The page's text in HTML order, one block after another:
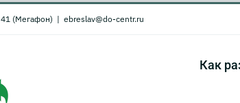
(Мегафон) | ebreslav@do-centr.ru
Как